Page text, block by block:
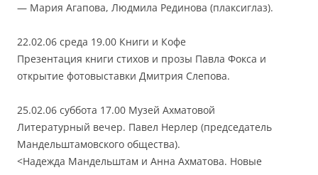
— Мария Агапова, Людмила Рединова (плаксиглаз).
22.02.06 среда 19.00 Книги и Кофе
Презентация книги стихов и прозы Павла Фокса и
открытие фотовыставки Дмитрия Слепова.
25.02.06 суббота 17.00 Музей Ахматовой
Литературный вечер. Павел Нерлер (председатель
Мандельштамовского общества).
<Надежда Мандельштам и Анна Ахматова. Новые